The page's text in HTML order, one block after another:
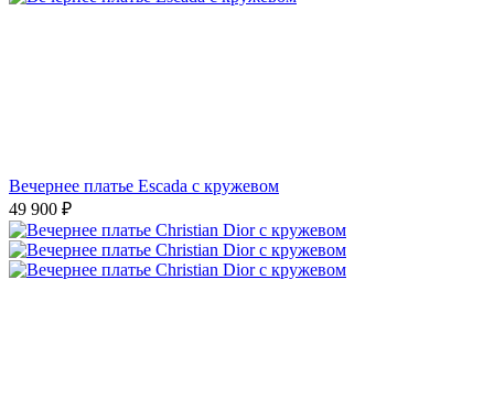
Вечернее платье Escada с кружевом
49 900 ₽